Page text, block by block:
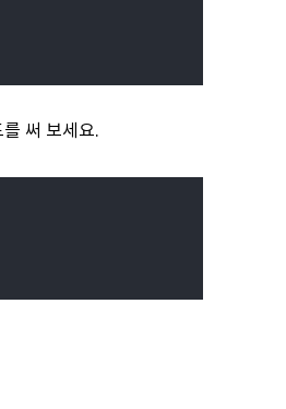
써 보세요.